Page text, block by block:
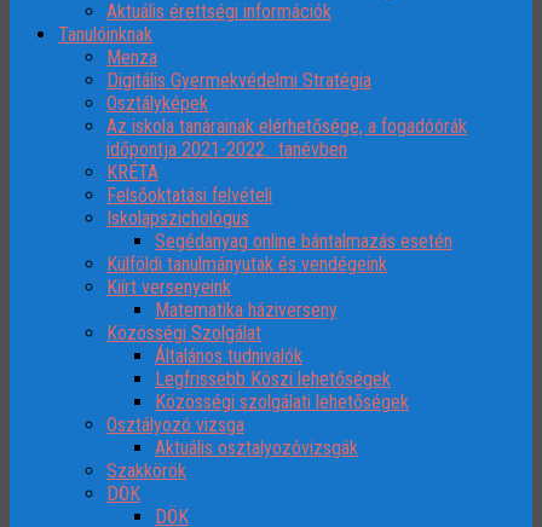
Aktuális érettségi információk
Tanulóinknak
Menza
Digitális Gyermekvédelmi Stratégia
Osztályképek
Az iskola tanárainak elérhetősége, a fogadóórák
időpontja 2021-2022. tanévben
KRÉTA
Felsőoktatási felvételi
Iskolapszichológus
Segédanyag online bántalmazás esetén
Külföldi tanulmányutak és vendégeink
Kiírt versenyeink
Matematika háziverseny
Közösségi Szolgálat
Általános tudnivalók
Legfrissebb Köszi lehetőségek
Közösségi szolgálati lehetőségek
Osztályozó vizsga
Aktuális osztalyozóvizsgák
Szakkörök
DÖK
DÖK